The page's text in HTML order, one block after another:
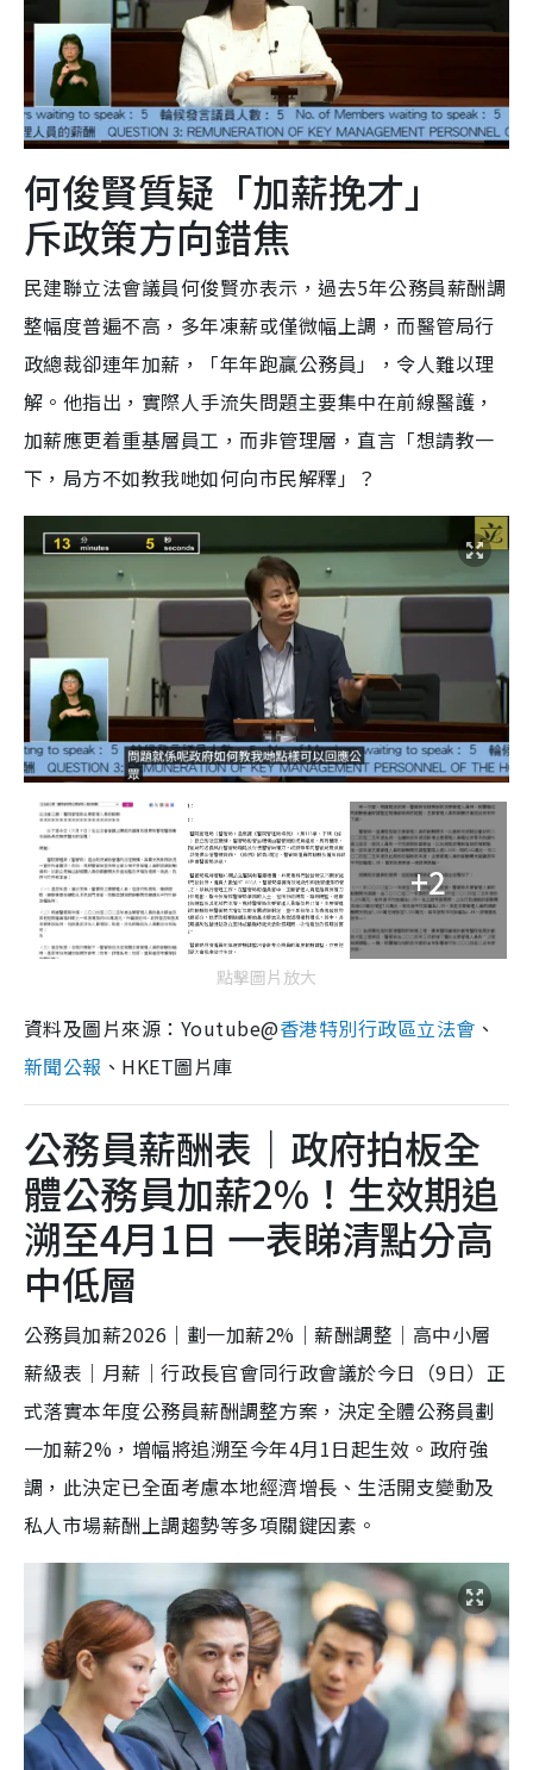
何俊賢質疑「加薪挽才」
斥政策方向錯焦
民建聯立法會議員何俊賢亦表示，過去5年公務員薪酬調
整幅度普遍不高，多年凍薪或僅微幅上調，而醫管局行
政總裁卻連年加薪，「年年跑贏公務員」，令人難以理
解。他指出，實際人手流失問題主要集中在前線醫護，
加薪應更着重基層員工，而非管理層，直言「想請教一
下，局方不如教我哋如何向市民解釋」？
+2
點擊圖片放大
資料及圖片來源：Youtube@香港特別行政區立法會 、
新聞公報 、HKET圖片庫
公務員薪酬表｜政府拍板全
體公務員加薪2%！生效期追
溯至4月1日 一表睇清點分高
中低層
公務員加薪2026｜劃一加薪2%｜薪酬調整｜高中小層
薪級表｜月薪｜行政長官會同行政會議於今日（9日）正
式落實本年度公務員薪酬調整方案，決定全體公務員劃
一加薪2%，增幅將追溯至今年4月1日起生效。政府強
調，此決定已全面考慮本地經濟增長、生活開支變動及
私人市場薪酬上調趨勢等多項關鍵因素。